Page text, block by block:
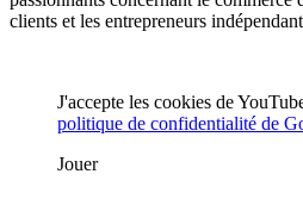
clients et les entrepreneurs
J'accepte les cookies de
politique de confidentialité de
Jouer